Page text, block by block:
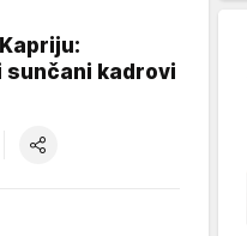
sunčani kadrovi